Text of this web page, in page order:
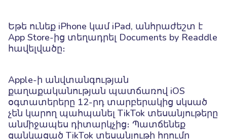
Եթե ունեք iPhone կամ iPad, անհրաժեշտ է
App Store-ից տեղադրել Documents by Readdle
հավելվածը։
Apple-ի անվտանգության
քաղաքականության պատճառով iOS
օգտատերերը 12-րդ տարբերակից սկսած
չեն կարող պահպանել TikTok տեսանյութերը
անմիջապես դիտարկչից։ Պատճենեք
ցանկացած TikTok տեսանյութի հղումը